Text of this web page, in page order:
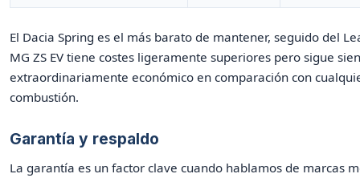
El Dacia Spring es el más barato de mantener, seguido del
MG ZS EV tiene costes ligeramente superiores pero sigue
extraordinariamente económico en comparación con
combustión.
Garantía y respaldo
La garantía es un factor clave cuando hablamos de marcas